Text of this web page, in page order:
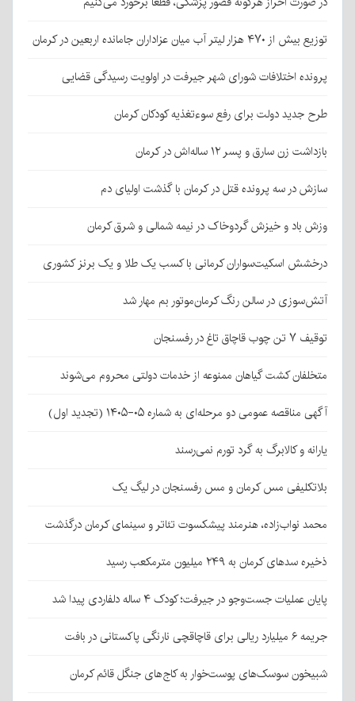
توزیع بیش از ۴۷۰ هزار لیتر آب میان عزاداران جامانده اربعین در کرمان
پرونده اختلافات شورای شهر جیرفت در اولویت رسیدگی قضایی
طرح جدید دولت برای رفع سوءتغذیه کودکان کرمان
بازداشت زن سارق و پسر ۱۲ ساله‌اش در کرمان
سازش در سه پرونده قتل در کرمان با گذشت اولیای دم
وزش باد و خیزش گردوخاک در نیمه شمالی و شرق کرمان
درخشش اسکیت‌سواران کرمانی با کسب یک طلا و یک برنز کشوری
آتش‌سوزی در سالن رنگ کرمان‌موتور بم مهار شد
توقیف ۷ تن چوب قاچاق تاغ در رفسنجان
متخلفان کشت گیاهان ممنوعه از خدمات دولتی محروم می‌شوند
آگهی مناقصه عمومی دو مرحله‌ای به شماره ۰۵-۱۴۰۵ (تجدید اول)
یارانه و کالابرگ به گرد تورم نمی‌رسند
بلاتکلیفی مس کرمان و مس رفسنجان در لیگ یک
محمد نواب‌زاده، هنرمند پیشکسوت تئاتر و سینمای کرمان درگذشت
ذخیره سدهای کرمان به ۲۴۹ میلیون مترمکعب رسید
پایان عملیات جست‌وجو در جیرفت؛ کودک ۴ ساله دلفاردی پیدا شد
جریمه ۶ میلیارد ریالی برای قاچاقچی نارنگی پاکستانی در بافت
شبیخون سوسک‌های پوست‌خوار به کاج‌های جنگل قائم کرمان